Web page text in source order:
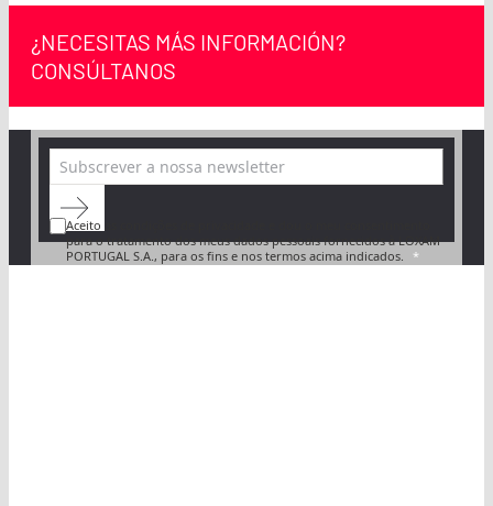
¿NECESITAS MÁS INFORMACIÓN?
CONSÚLTANOS
Aceito as condições de privacidade e dou o meu consentimento
para o tratamento dos meus dados pessoais fornecidos à LOXAM
PORTUGAL S.A., para os fins e nos termos acima indicados.